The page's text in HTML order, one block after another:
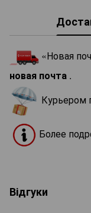
«Новая
новая почта .
Курьером
Более
Відгуки